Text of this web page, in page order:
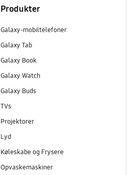
Produkter
Galaxy-mobiltelefoner
Galaxy Tab
Galaxy Book
Galaxy Watch
Galaxy Buds
TVs
Projektorer
Lyd
Køleskabe og Frysere
Opvaskemaskiner